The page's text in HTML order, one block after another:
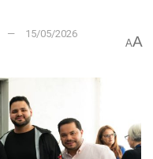
15/05/2026
AA